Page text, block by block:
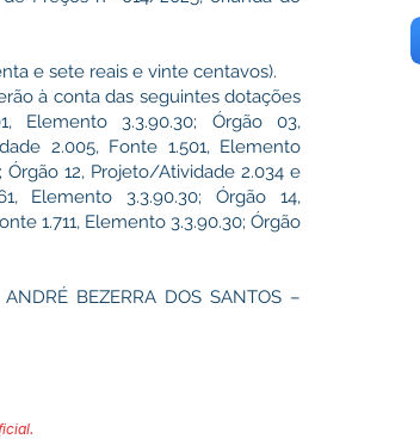
e sete reais e vinte centavos).
à conta das seguintes dotações
Elemento 3.3.90.30; Órgão 03,
2.005, Fonte 1.501, Elemento
Órgão 12, Projeto/Atividade 2.034 e
Elemento 3.3.90.30; Órgão 14,
1.711, Elemento 3.3.90.30; Órgão
BEZERRA DOS SANTOS –